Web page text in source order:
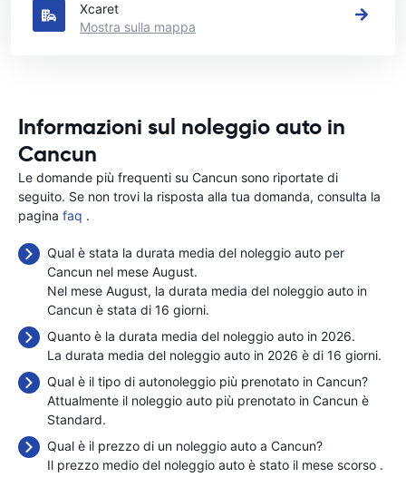
Xcaret
Mostra sulla mappa
Informazioni sul noleggio auto in
Cancun
Le domande più frequenti su Cancun sono riportate di
seguito. Se non trovi la risposta alla tua domanda, consulta la
pagina faq .
Qual è stata la durata media del noleggio auto per
Cancun nel mese August.
Nel mese August, la durata media del noleggio auto in
Cancun è stata di 16 giorni.
Quanto è la durata media del noleggio auto in 2026.
La durata media del noleggio auto in 2026 è di 16 giorni.
Qual è il tipo di autonoleggio più prenotato in Cancun?
Attualmente il noleggio auto più prenotato in Cancun è
Standard.
Qual è il prezzo di un noleggio auto a Cancun?
Il prezzo medio del noleggio auto è stato il mese scorso .